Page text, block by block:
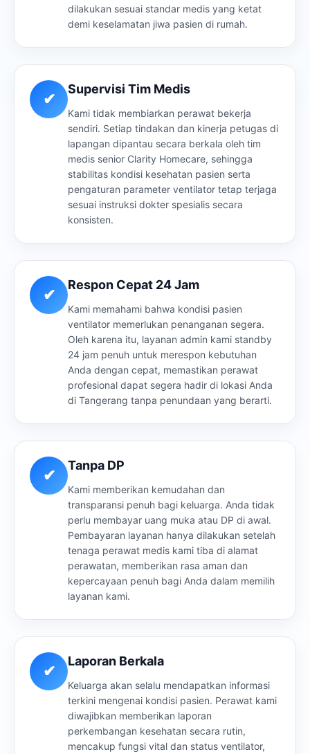
dilakukan sesuai standar medis yang ketat
demi keselamatan jiwa pasien di rumah.
✔
Supervisi Tim Medis
Kami tidak membiarkan perawat bekerja
sendiri. Setiap tindakan dan kinerja petugas di
lapangan dipantau secara berkala oleh tim
medis senior Clarity Homecare, sehingga
stabilitas kondisi kesehatan pasien serta
pengaturan parameter ventilator tetap terjaga
sesuai instruksi dokter spesialis secara
konsisten.
✔
Respon Cepat 24 Jam
Kami memahami bahwa kondisi pasien
ventilator memerlukan penanganan segera.
Oleh karena itu, layanan admin kami standby
24 jam penuh untuk merespon kebutuhan
Anda dengan cepat, memastikan perawat
profesional dapat segera hadir di lokasi Anda
di Tangerang tanpa penundaan yang berarti.
✔
Tanpa DP
Kami memberikan kemudahan dan
transparansi penuh bagi keluarga. Anda tidak
perlu membayar uang muka atau DP di awal.
Pembayaran layanan hanya dilakukan setelah
tenaga perawat medis kami tiba di alamat
perawatan, memberikan rasa aman dan
kepercayaan penuh bagi Anda dalam memilih
layanan kami.
✔
Laporan Berkala
Keluarga akan selalu mendapatkan informasi
terkini mengenai kondisi pasien. Perawat kami
diwajibkan memberikan laporan
perkembangan kesehatan secara rutin,
mencakup fungsi vital dan status ventilator,